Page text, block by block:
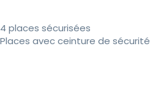
4 places sécurisées
Places avec ceinture de sécurité